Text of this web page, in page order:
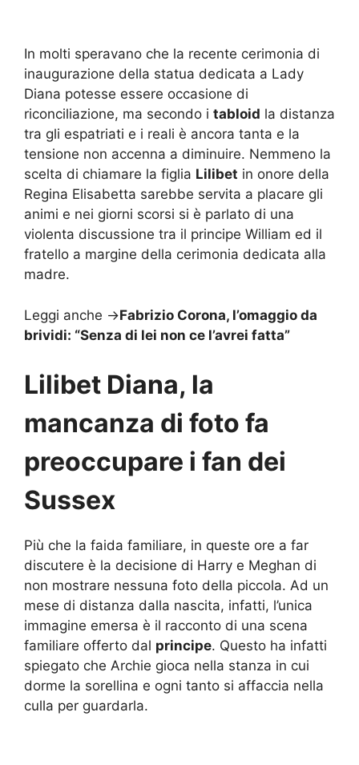
In molti speravano che la recente cerimonia di
inaugurazione della statua dedicata a Lady
Diana potesse essere occasione di
riconciliazione, ma secondo i tabloid la distanza
tra gli espatriati e i reali è ancora tanta e la
tensione non accenna a diminuire. Nemmeno la
scelta di chiamare la figlia Lilibet in onore della
Regina Elisabetta sarebbe servita a placare gli
animi e nei giorni scorsi si è parlato di una
violenta discussione tra il principe William ed il
fratello a margine della cerimonia dedicata alla
madre.
Leggi anche ->Fabrizio Corona, l’omaggio da
brividi: “Senza di lei non ce l’avrei fatta”
Lilibet Diana, la
mancanza di foto fa
preoccupare i fan dei
Sussex
Più che la faida familiare, in queste ore a far
discutere è la decisione di Harry e Meghan di
non mostrare nessuna foto della piccola. Ad un
mese di distanza dalla nascita, infatti, l’unica
immagine emersa è il racconto di una scena
familiare offerto dal principe. Questo ha infatti
spiegato che Archie gioca nella stanza in cui
dorme la sorellina e ogni tanto si affaccia nella
culla per guardarla.